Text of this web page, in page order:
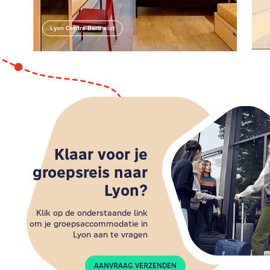
van Lyon.
Ga je gang en boek je kamer bij ons, het beste
hotel in Lyon!
Lyon Centre Berthelot
Lyon Centre Berthelot
Klaar voor je
groepsreis naar
Lyon?
Klik op de onderstaande link
om je groepsaccommodatie in
Lyon aan te vragen
AANVRAAG VERZENDEN